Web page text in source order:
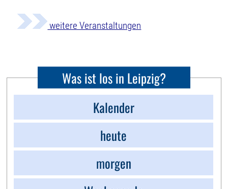
weitere Veranstaltungen
Was ist los in Leipzig?
Kalender
heute
morgen